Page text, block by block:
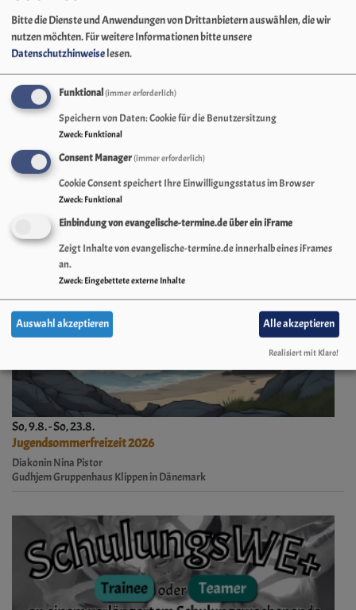
Sa, 8.8. 9 Uhr - So, 16.8. 18 Uhr
KonfiCamp 26 - Mitarbeitende
Diakonin Lisa Förster
Neuweiler-BreitenbergFreizeitheim Breitenberg
So, 9.8. - So, 23.8.
Jugendsommerfreizeit 2026
Diakonin Nina Pistor
GudhjemGruppenhaus Klippen in Dänemark
Bitte die Dienste und Anwendungen von Drittanbietern auswählen, die wir
nutzen möchten.Für weitere Informationen bitte unsere
Datenschutzhinweiselesen.
Funktional(immer erforderlich)
Speichern von Daten: Cookie für die Benutzersitzung
Zweck: Funktional
Consent Manager(immer erforderlich)
Cookie Consent speichert Ihre Einwilligungsstatus im Browser
Zweck: Funktional
Einbindung von evangelische-termine.de über ein iFrame
Zeigt Inhalte von evangelische-termine.de innerhalb eines iFrames
an.
Zweck: Eingebettete externe Inhalte
Auswahl akzeptieren Alle akzeptieren
Realisiert mit Klaro!